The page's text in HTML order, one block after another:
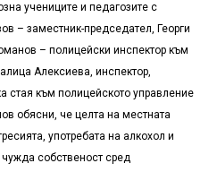
учениците и педагозите с
– заместник-председател, Георги
– полицейски инспектор към
Алексиева, инспектор,
стая към полицейското управление
обясни, че целта на местната
употребата на алкохол и
чужда собственост сред